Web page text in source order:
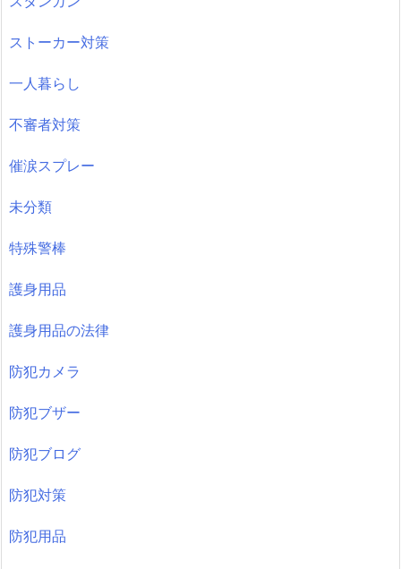
ストーカー対策
一人暮らし
不審者対策
催涙スプレー
未分類
特殊警棒
護身用品
護身用品の法律
防犯カメラ
防犯ブザー
防犯ブログ
防犯対策
防犯用品